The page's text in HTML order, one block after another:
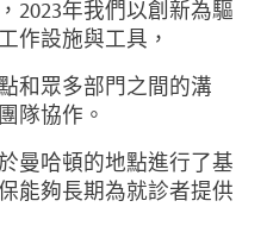
2023年我們以創新為驅
作設施與工具，
和眾多部門之間的溝
隊協作。
曼哈頓的地點進行了基
能夠長期為就診者提供